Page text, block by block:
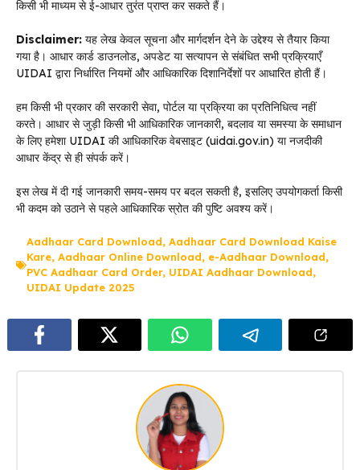
किसी भी माध्यम से ई-आधार तुरंत प्राप्त कर सकते हैं।
Disclaimer: यह लेख केवल सूचना और मार्गदर्शन देने के उद्देश्य से तैयार किया
गया है। आधार कार्ड डाउनलोड, अपडेट या सत्यापन से संबंधित सभी प्रक्रियाएँ
UIDAI द्वारा निर्धारित नियमों और आधिकारिक दिशानिर्देशों पर आधारित होती हैं।
हम किसी भी प्रकार की सरकारी सेवा, पोर्टल या प्रक्रिया का प्रतिनिधित्व नहीं
करते। आधार से जुड़ी किसी भी आधिकारिक जानकारी, बदलाव या समस्या के समाधान
के लिए हमेशा UIDAI की आधिकारिक वेबसाइट (uidai.gov.in) या नजदीकी
आधार केंद्र से ही संपर्क करें।
इस लेख में दी गई जानकारी समय-समय पर बदल सकती है, इसलिए उपयोगकर्ता किसी
भी कदम को उठाने से पहले आधिकारिक स्रोत की पुष्टि अवश्य करें।
Aadhaar Card Download, Aadhaar Card Download Kaise
Kare, Aadhaar Online Download, e-Aadhaar Download,
PVC Aadhaar Card Order, UIDAI Aadhaar Download,
UIDAI Update 2025